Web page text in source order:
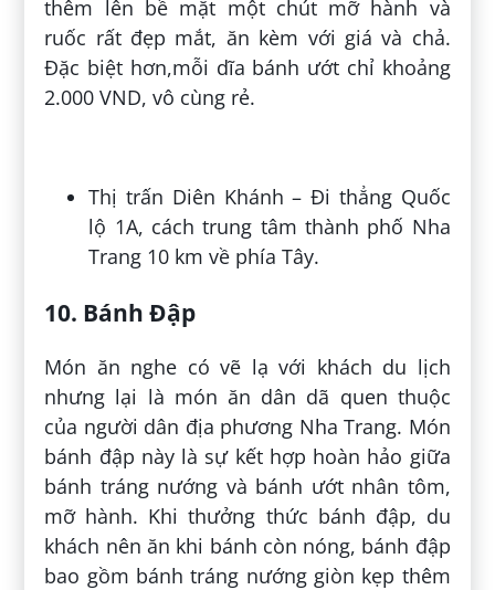
thêm lên bề mặt một chút mỡ hành và
ruốc rất đẹp mắt, ăn kèm với giá và chả.
Đặc biệt hơn,mỗi dĩa bánh ướt chỉ khoảng
2.000 VND, vô cùng rẻ.
Thị trấn Diên Khánh – Đi thẳng Quốc
lộ 1A, cách trung tâm thành phố Nha
Trang 10 km về phía Tây.
10. Bánh Đập
Món ăn nghe có vẽ lạ với khách du lịch
nhưng lại là món ăn dân dã quen thuộc
của người dân địa phương Nha Trang. Món
bánh đập này là sự kết hợp hoàn hảo giữa
bánh tráng nướng và bánh ướt nhân tôm,
mỡ hành. Khi thưởng thức bánh đập, du
khách nên ăn khi bánh còn nóng, bánh đập
bao gồm bánh tráng nướng giòn kẹp thêm